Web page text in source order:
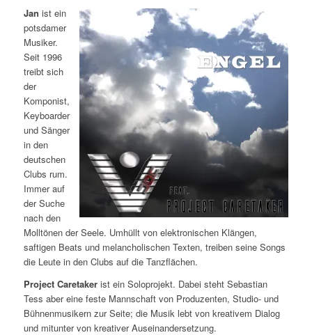
Jan ist ein
potsdamer
Musiker.
Seit 1996
treibt sich
der
Komponist,
Keyboarder
und Sänger
in den
deutschen
Clubs rum.
Immer auf
der Suche
nach den
Molltönen der Seele. Umhüllt von elektronischen Klängen,
saftigen Beats und melancholischen Texten, treiben seine Songs
die Leute in den Clubs auf die Tanzflächen.
Project Caretakerist ein Soloprojekt. Dabei steht Sebastian
Tess aber eine feste Mannschaft von Produzenten, Studio- und
Bühnenmusikern zur Seite; die Musik lebt von kreativem Dialog
und mitunter von kreativer Auseinandersetzung.